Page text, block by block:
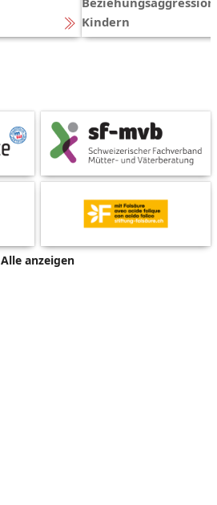
Kindern
Alle anzeigen